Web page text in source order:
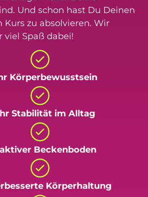
Und schon hast Du Deinen
Kurs zu absolvieren. Wir
viel Spaß dabei!
Körperbewusstsein
Stabilität im Alltag
Beckenboden
Körperhaltung